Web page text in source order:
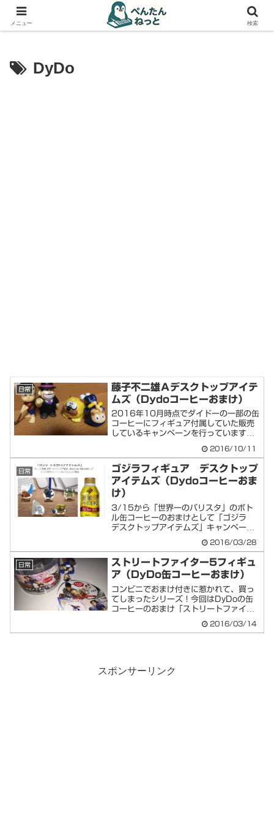
PCやガジェットの備忘録
DyDo
日常
藤子不二雄Ａデスクトップアイテ
ムズ（Dydoコーヒーおまけ）
2016年10月時点でダイドーの一部の缶
コーヒーにフィギュア付属していた販売
しているキャンペーンを行っています。
2016/10/11
日常
ゴジラフィギュア デスクトップ
アイテムズ（Dydoコーヒーおま
け）
3/15から「世界一のバリスタ」のボト
ル缶コーヒーのおまけとして「ゴジラ
デスクトップアイテムズ」キャンペーン
2016/03/28
日常
ストリートファイター5フィギュ
ア（DyDo缶コーヒーおまけ）
コンビニでおまけ付きに惹かれて、買っ
てしまったシリーズ！今回はDyDoの缶
コーヒーのおまけ「ストリートファイタ
2016/03/14
スポンサーリンク
メニュー 検索